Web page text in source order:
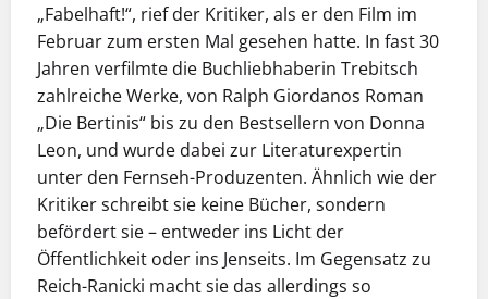
„Fabelhaft!“, rief der Kritiker, als er den Film im
Februar zum ersten Mal gesehen hatte. In fast 30
Jahren verfilmte die Buchliebhaberin Trebitsch
zahlreiche Werke, von Ralph Giordanos Roman
„Die Bertinis“ bis zu den Bestsellern von Donna
Leon, und wurde dabei zur Literaturexpertin
unter den Fernseh-Produzenten. Ähnlich wie der
Kritiker schreibt sie keine Bücher, sondern
befördert sie – entweder ins Licht der
Öffentlichkeit oder ins Jenseits. Im Gegensatz zu
Reich-Ranicki macht sie das allerdings so